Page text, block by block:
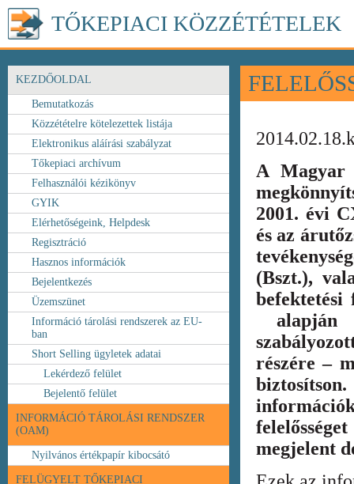
TŐKEPIACI KÖZZÉTÉTELEK
KEZDŐOLDAL
Bemutatkozás
Közzétételre kötelezettek listája
Elektronikus aláírási szabályzat
Tőkepiaci archívum
Felhasználói kézikönyv
GYIK
Elérhetőségeink, Helpdesk
Regisztráció
Hasznos információk
Bejelentkezés
Üzemszünet
Információ tárolási rendszerek az EU-
ban
Short Selling ügyletek adatai
Lekérdező felület
Bejelentő felület
INFORMÁCIÓ TÁROLÁSI RENDSZER
(OAM)
Nyilvános értékpapír kibocsátó
FELÜGYELT TŐKEPIACI
A Magyar
2001. évi
és az
(Bszt.),
alapján
részére –
megjelent